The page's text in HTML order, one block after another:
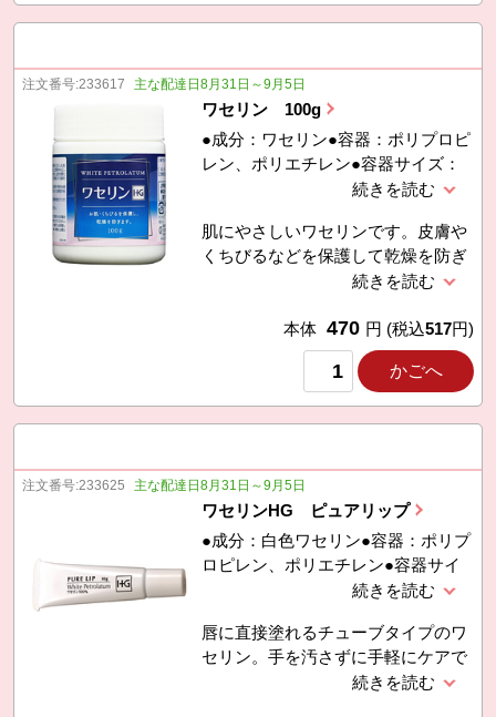
ーズマリー葉エキス、カミツレ花エ
注文番号:233617 主な配達日8月31日～9月5日
ワセリン 100g
●成分：ワセリン●容器：ポリプロピ
レン、ポリエチレン●容器サイズ：
径５．６×高７．８ｃｍ●１００ｇ●
ェリーＨＧ（化粧用油）
肌にやさしいワセリンです。皮膚や
くちびるなどを保護して乾燥を防ぎ
ます。純度が高く、保湿性にも優れ
本体 470 円 (税込517円)
かごへ
注文番号:233625 主な配達日8月31日～9月5日
ワセリンHG ピュアリップ
●成分：白色ワセリン●容器：ポリプ
ロピレン、ポリエチレン●容器サイ
ズ：高９ｃｍ●１０ｇ●日本製●販売
ップ
唇に直接塗れるチューブタイプのワ
セリン。手を汚さずに手軽にケアで
きます。コンパクトなので携帯用に